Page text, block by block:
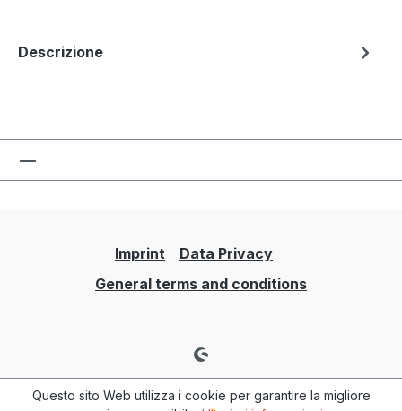
Descrizione
Imprint
Data Privacy
General terms and conditions
Questo sito Web utilizza i cookie per garantire la migliore